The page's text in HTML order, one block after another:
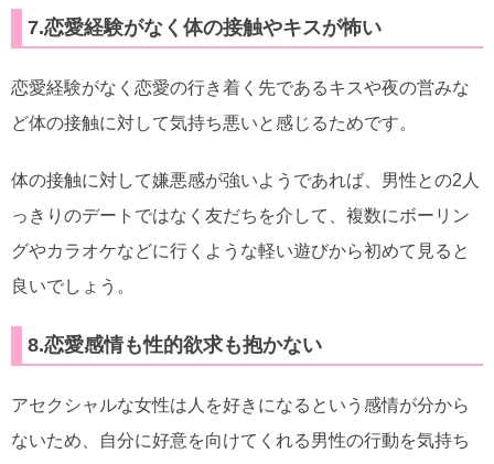
7.恋愛経験がなく体の接触やキスが怖い
恋愛経験がなく恋愛の行き着く先であるキスや夜の営みな
ど体の接触に対して気持ち悪いと感じるためです。
体の接触に対して嫌悪感が強いようであれば、男性との2人
っきりのデートではなく友だちを介して、複数にボーリン
グやカラオケなどに行くような軽い遊びから初めて見ると
良いでしょう。
8.恋愛感情も性的欲求も抱かない
アセクシャルな女性は人を好きになるという感情が分から
ないため、自分に好意を向けてくれる男性の行動を気持ち